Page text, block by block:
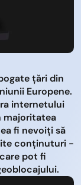
țări din
Europene.
internetului
majoritatea
fi nevoiți să
conținuturi -
pot fi